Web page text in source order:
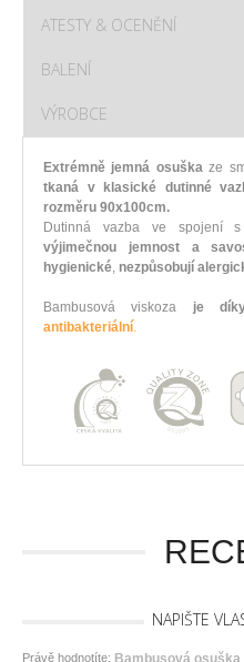
ATESTY & OCENĚNÍ
BALENÍ
VÝROBCE
Extrémně jemná osuškaze
tkaná v klasické dutinné
rozměru 90x100cm.
Dutinná vazba ve spojení s
výjimečnou jemnost a
hygienické, nezpůsobují
Bambusová viskoza je
antibakteriální.
NAPIŠTE
Právě hodnotíte: